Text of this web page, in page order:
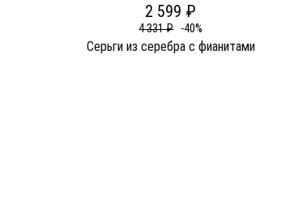
2 599 ₽
4 331 ₽ -40%
Серьги из серебра c фианитами